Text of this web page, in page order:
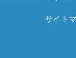
サイト